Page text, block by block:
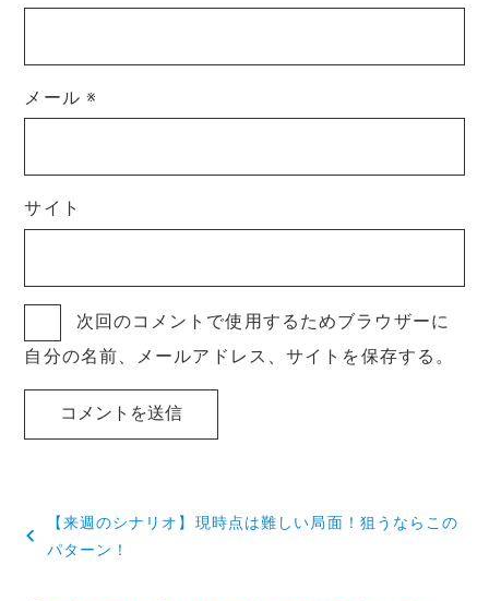
メール ※
サイト
次回のコメントで使用するためブラウザーに
自分の名前、メールアドレス、サイトを保存する。
稿
【来週のシナリオ】現時点は難しい局面！狙うならこの
パターン！